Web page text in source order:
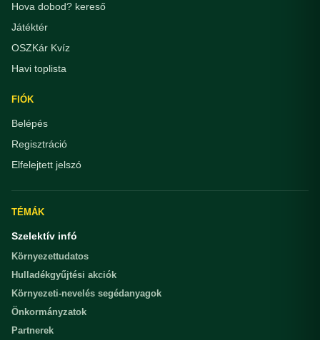
Hova dobod? kereső
Játéktér
OSZKár Kvíz
Havi toplista
FIÓK
Belépés
Regisztráció
Elfelejtett jelszó
TÉMÁK
Szelektív infó
Környezettudatos
Hulladékgyűjtési akciók
Környezeti-nevelés segédanyagok
Önkormányzatok
Partnerek